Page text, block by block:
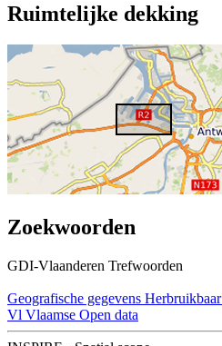
Ruimtelijke dekking
Zoekwoorden
GDI-Vlaanderen Trefwoorden
Geografische gegevens Herbruikbaar
Vl Vlaamse Open data